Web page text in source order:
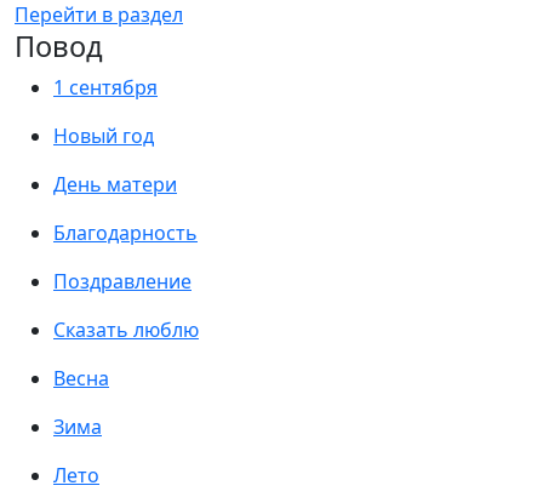
Перейти в раздел
Повод
1 сентября
Новый год
День матери
Благодарность
Поздравление
Сказать люблю
Весна
Зима
Лето